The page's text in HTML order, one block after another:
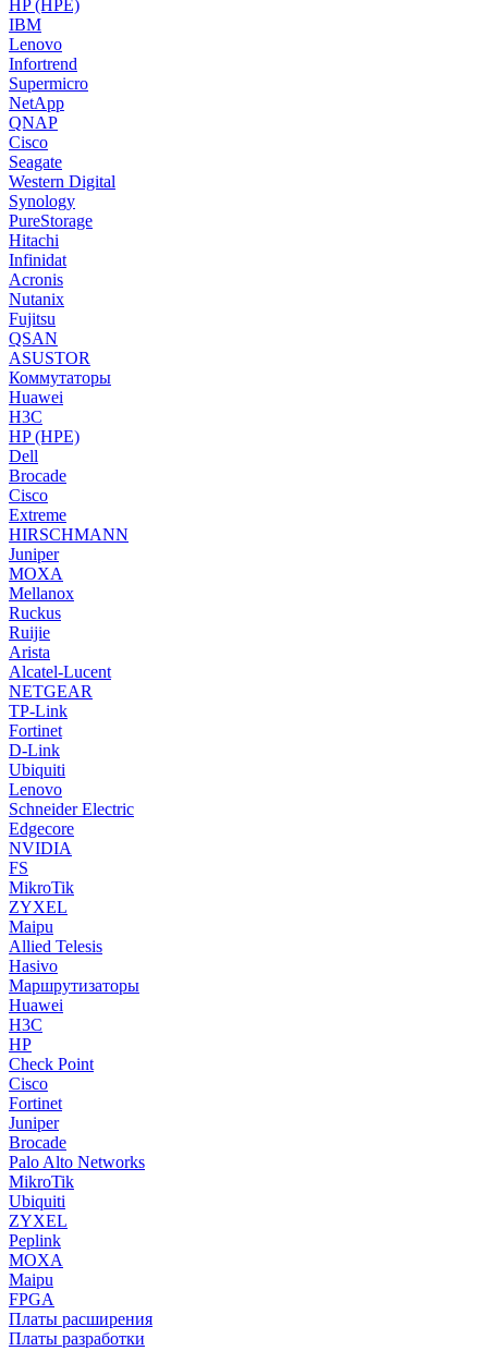
HP (HPE)
IBM
Lenovo
Infortrend
Supermicro
NetApp
QNAP
Cisco
Seagate
Western Digital
Synology
PureStorage
Hitachi
Infinidat
Acronis
Nutanix
Fujitsu
QSAN
ASUSTOR
Коммутаторы
Huawei
H3C
HP (HPE)
Dell
Brocade
Cisco
Extreme
HIRSCHMANN
Juniper
MOXA
Mellanox
Ruckus
Ruijie
Arista
Alcatel-Lucent
NETGEAR
TP-Link
Fortinet
D-Link
Ubiquiti
Lenovo
Schneider Electric
Edgecore
NVIDIA
FS
MikroTik
ZYXEL
Maipu
Allied Telesis
Hasivo
Маршрутизаторы
Huawei
H3C
HP
Check Point
Cisco
Fortinet
Juniper
Brocade
Palo Alto Networks
MikroTik
Ubiquiti
ZYXEL
Peplink
MOXA
Maipu
FPGA
Платы расширения
Платы разработки